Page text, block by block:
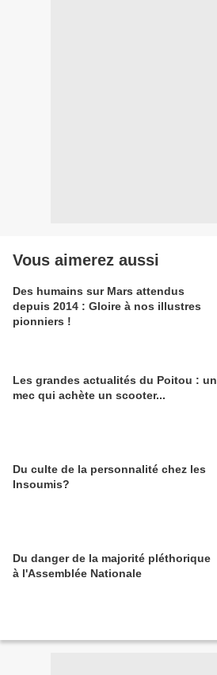
Vous aimerez aussi
Des humains sur Mars attendus
depuis 2014 : Gloire à nos illustres
pionniers !
Les grandes actualités du Poitou : un
mec qui achète un scooter...
Du culte de la personnalité chez les
Insoumis?
Du danger de la majorité pléthorique
à l'Assemblée Nationale